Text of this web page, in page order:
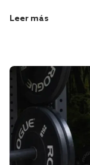
Leer más